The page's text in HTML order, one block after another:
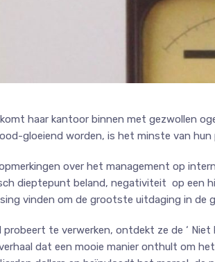
haar kantoor binnen met gezwollen
gloeiend worden, is het minste van hun
over het management op
dieptepunt beland, negativiteit op een
vinden om de grootste uitdaging in de
te verwerken, ontdekt ze de ‘
dat een mooie manier onthult om